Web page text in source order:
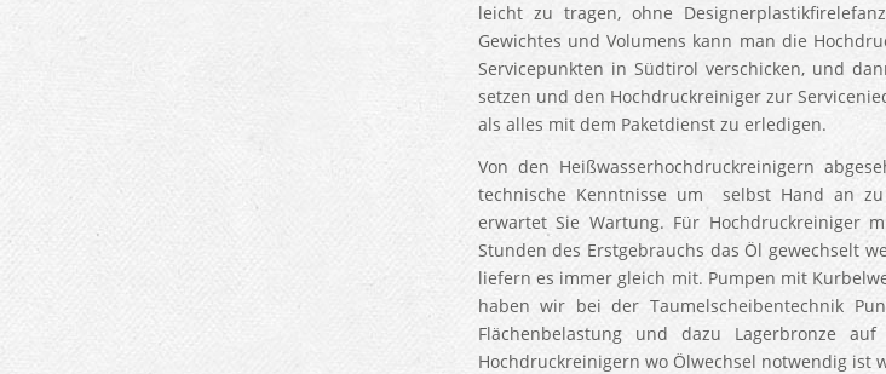
leicht zu tragen, ohne
Gewichtes und Volumens kann man die
Servicepunkten in Südtirol verschicken, und
setzen und den Hochdruckreiniger zur
als alles mit dem Paketdienst zu erledigen.
Von den Heißwasserhochdruckreinigern
technische Kenntnisse um selbst Hand an
erwartet Sie Wartung. Für Hochdruckreiniger
Stunden des Erstgebrauchs das Öl gewechselt
liefern es immer gleich mit. Pumpen mit
haben wir bei der Taumelscheibentechnik
Flächenbelastung und dazu Lagerbronze
Hochdruckreinigern wo Ölwechsel notwendig ist